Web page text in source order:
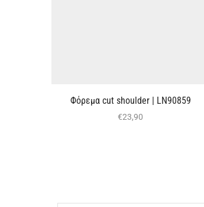
Φόρεμα cut shoulder | LN90859
€23,90